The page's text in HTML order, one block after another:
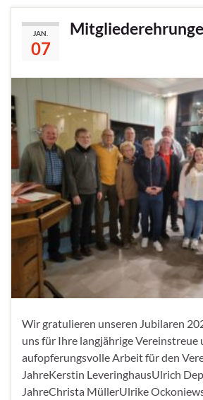
JAN.
07
Wir gratulieren unseren Jubilaren
uns für Ihre langjährige Vereinstreue
aufopferungsvolle Arbeit für den
JahreKerstin LeveringhausUlrich
JahreChrista MüllerUlrike